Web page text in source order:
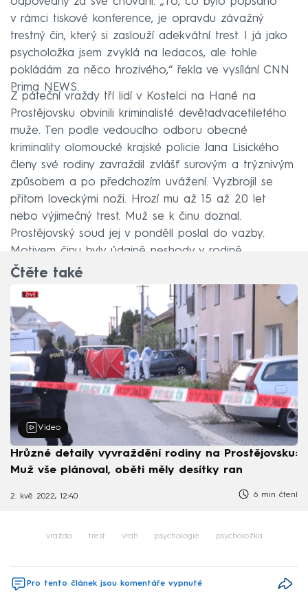
v rámci tiskové konference, je opravdu závažný
trestný čin, který si zaslouží adekvátní trest. I já jako
psycholožka jsem zvyklá na ledacos, ale tohle
pokládám za něco hrozivého,“ řekla ve vysílání CNN
Prima NEWS.
Z páteční vraždy tří lidí v Kostelci na Hané na
Prostějovsku obvinili kriminalisté devětadvacetiletého
muže. Ten podle vedoucího odboru obecné
kriminality olomoucké krajské policie Jana Lisického
členy své rodiny zavraždil zvlášť surovým a trýznivým
způsobem a po předchozím uvážení. Vyzbrojil se
přitom loveckými noži. Hrozí mu až 15 až 20 let
nebo výjimečný trest. Muž se k činu doznal.
Prostějovský soud jej v pondělí poslal do vazby.
Motivem činu byly údajně neshody v rodině.
Čtěte také
Video
Hrůzné detaily vyvraždění rodiny na Prostějovsku:
Muž vše plánoval, oběti měly desítky ran
2. kvě 2022, 12:40 6 min čtení
vražda trest vrah psychologie psycholožka
Pro tento článek jsou komentáře vypnuté